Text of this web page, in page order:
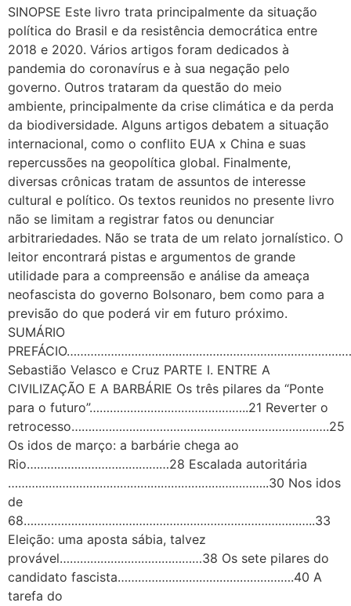
SINOPSE Este livro trata principalmente da situação
política do Brasil e da resistência democrática entre
2018 e 2020. Vários artigos foram dedicados à
pandemia do coronavírus e à sua negação pelo
governo. Outros trataram da questão do meio
ambiente, principalmente da crise climática e da perda
da biodiversidade. Alguns artigos debatem a situação
internacional, como o conflito EUA x China e suas
repercussões na geopolítica global. Finalmente,
diversas crônicas tratam de assuntos de interesse
cultural e político. Os textos reunidos no presente livro
não se limitam a registrar fatos ou denunciar
arbitrariedades. Não se trata de um relato jornalístico. O
leitor encontrará pistas e argumentos de grande
utilidade para a compreensão e análise da ameaça
neofascista do governo Bolsonaro, bem como para a
previsão do que poderá vir em futuro próximo.
SUMÁRIO
Sebastião Velasco e Cruz PARTE I. ENTRE A
CIVILIZAÇÃO E A BARBÁRIE Os três pilares da “Ponte
para o futuro”………………………………………..21 Reverter o
retrocesso………………………………………………………………….25
Os idos de março: a barbárie chega ao
Rio……………………………………28 Escalada autoritária
…………………………………………………………………..30 Nos idos
de
68…………………………………………………………………………..33
Eleição: uma aposta sábia, talvez
provável……………………………………38 Os sete pilares do
candidato fascista…………………………………………….40 A
tarefa do